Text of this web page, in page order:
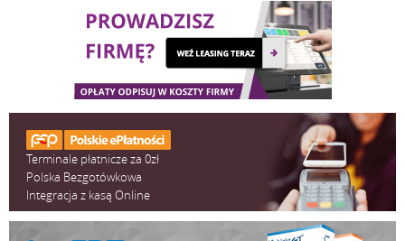
Terminale płatnicze za 0zł
Polska Bezgotówkowa
Integracja z kasą Online